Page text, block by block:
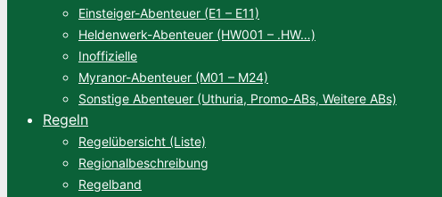
Einsteiger-Abenteuer (E1 – E11)
Heldenwerk-Abenteuer (HW001 – .HW…)
Inoffizielle
Myranor-Abenteuer (M01 – M24)
Sonstige Abenteuer (Uthuria, Promo-ABs, Weitere ABs)
Regeln
Regelübersicht (Liste)
Regionalbeschreibung
Regelband